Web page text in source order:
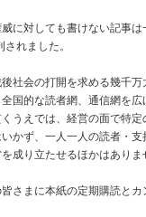
に対しても書けない記事
れました。
社会の打開を求める幾千
国的な読者網、通信網を広
うえでは、経営の面で特
かず、一人一人の読者・
成り立たせるほかはありま
さまに本紙の定期購読と